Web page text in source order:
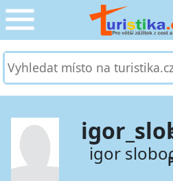
CESTOVÁNÍ
SLUŽBY & DOPRAVA ›
PRO TURISTY ›
MOJE TURISTIKA
igor